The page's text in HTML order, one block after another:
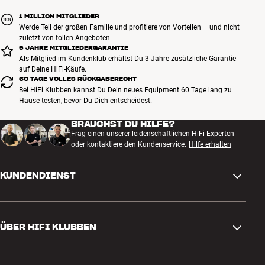
1 MILLION MITGLIEDER
Werde Teil der großen Familie und profitiere von Vorteilen – und nicht
zuletzt von tollen Angeboten.
5 JAHRE MITGLIEDERGARANTIE
Als Mitglied im Kundenklub erhältst Du 3 Jahre zusätzliche Garantie
auf Deine HiFi-Käufe.
60 TAGE VOLLES RÜCKGABERECHT
Bei HiFi Klubben kannst Du Dein neues Equipment 60 Tage lang zu
Hause testen, bevor Du Dich entscheidest.
BRAUCHST DU HILFE?
Frag einen unserer leidenschaftlichen HiFi-Experten
oder kontaktiere den Kundenservice. Hilfe erhalten
KUNDENDIENST
Fragen und Antworten
Rückgabe und Reklamation
ÜBER HIFI KLUBBEN